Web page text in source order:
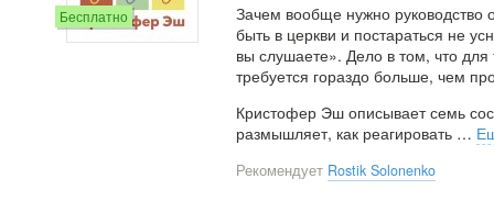
Бесплатно
Зачем вообще нужно руководство
быть в церкви и постараться не
вы слушаете». Дело в том, что
требуется гораздо больше, чем
Кристофер Эш описывает семь
размышляет, как реагировать …
Рекомендует Rostik Solonenko